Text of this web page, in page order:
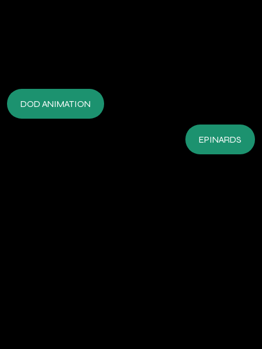
DOD ANIMATION
EPINARDS